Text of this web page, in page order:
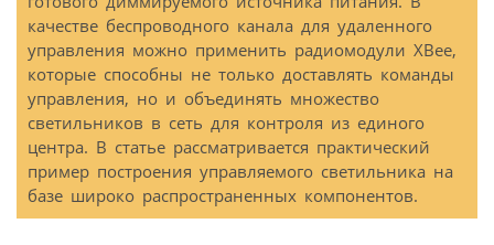
качестве беспроводного канала для удаленного
управления можно применить радиомодули XBee,
которые способны не только доставлять команды
управления, но и объединять множество
светильников в сеть для контроля из единого
центра. В статье рассматривается практический
пример построения управляемого светильника на
базе широко распространенных компонентов.